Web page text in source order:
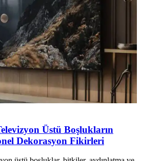
Üstü Boşlukların
Dekorasyon Fikirleri